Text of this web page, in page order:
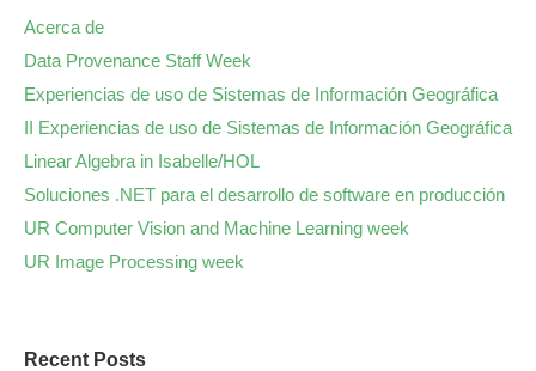
Acerca de
Data Provenance Staff Week
Experiencias de uso de Sistemas de Información Geográfica
II Experiencias de uso de Sistemas de Información Geográfica
Linear Algebra in Isabelle/HOL
Soluciones .NET para el desarrollo de software en producción
UR Computer Vision and Machine Learning week
UR Image Processing week
Recent Posts